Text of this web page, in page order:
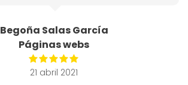
Begoña Salas García
Páginas webs
21 abril 2021